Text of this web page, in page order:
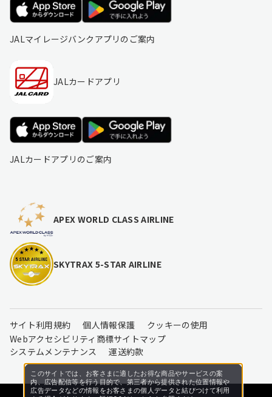
JALマイレージバンクアプリのご案内
JALカードアプリ
JALカードアプリのご案内
APEX WORLD CLASS AIRLINE
SKYTRAX 5-STAR AIRLINE
サイト利用規約 個人情報保護
クッキーの使用
Webアクセシビリティ 商標サイトマップ
システムメンテナンス
運送約款
このサイトでは、お客さまに適したお得な商品やサービスの案
内、広告配信等を行う目的で、第三者から提供された位置情報や
広告データなどの情報をお客さまの個人データと結びつけて利用